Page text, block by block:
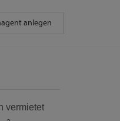
anlegen
vermietet